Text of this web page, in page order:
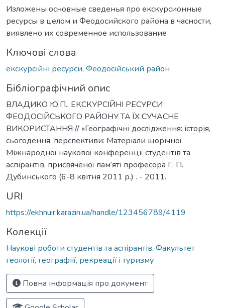
Изложены основные сведенья про екскурсионные
ресурсы в целом и Феодосийского района в часности,
виявлено их современное использование
Ключові слова
екскурсійні ресурси, Феодосійський район
Бібліографічний опис
ВЛАДИКО Ю.П., ЕКСКУРСІЙНІ РЕСУРСИ
ФЕОДОСІЙСЬКОГО РАЙОНУ ТА ЇХ СУЧАСНЕ
ВИКОРИСТАННЯ // «Географічні дослідження: історія,
сьогодення, перспективи: Матеріали щорічної
Міжнародної наукової конференції студентів та
аспірантів, присвяченої пам’яті професора Г. П.
Дубинського (6-8 квітня 2011 р.) . - 2011.
URI
https://ekhnuir.karazin.ua/handle/123456789/4119
Колекції
Наукові роботи студентів та аспірантів. Факультет
геології, географіії, рекреації і туризму
Повна інформація про документ